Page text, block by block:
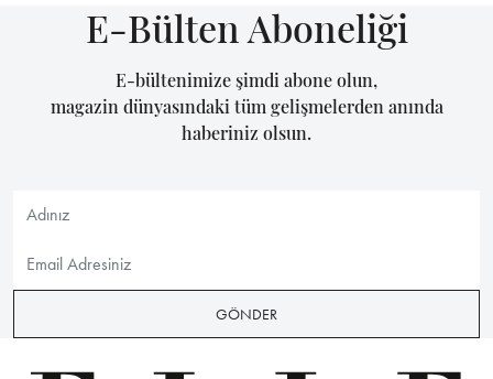
E-Bülten Aboneliği
E-bültenimize şimdi abone olun,
magazin dünyasındaki tüm gelişmelerden anında
haberiniz olsun.
GÖNDER